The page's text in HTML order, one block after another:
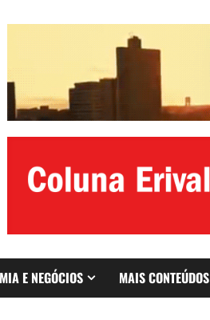
E NEGÓCIOS MAIS CONTEÚDOS